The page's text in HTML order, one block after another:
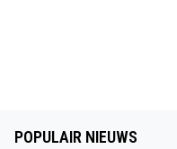
POPULAIR NIEUWS